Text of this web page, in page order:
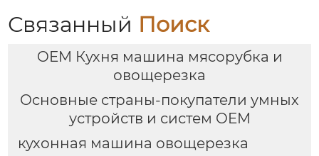
для подключения к
кухне месье
воздушная
духовка воздушная
фритюрница
Связанный Поиск
OEM Кухня машина мясорубка и
овощерезка
Основные страны-покупатели умных
устройств и систем OEM
кухонная машина овощерезка